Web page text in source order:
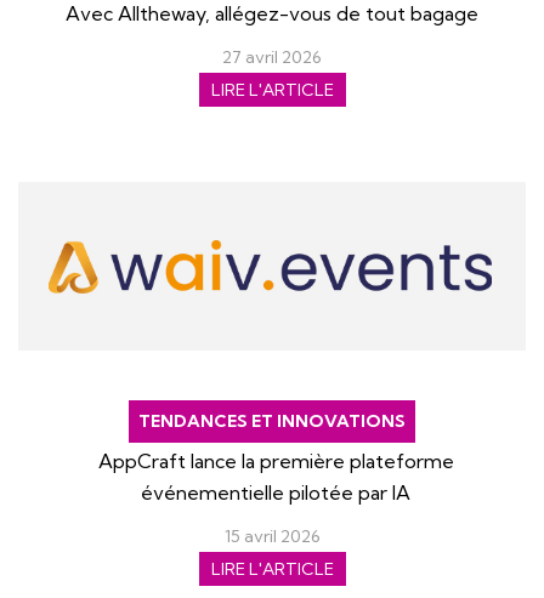
Avec Alltheway, allégez-vous de tout bagage
27 avril 2026
LIRE L'ARTICLE
TENDANCES ET INNOVATIONS
AppCraft lance la première plateforme
événementielle pilotée par IA
15 avril 2026
LIRE L'ARTICLE